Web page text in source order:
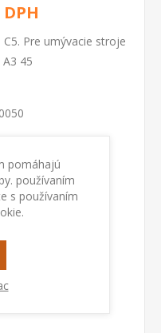
Pre umývacie stroje
45
KOŠÍKA
pomáhajú
používaním
s používaním